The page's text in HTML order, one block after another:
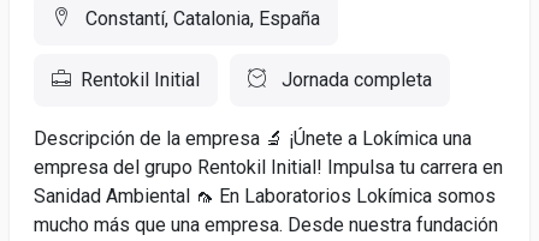
Constantí, Catalonia, España
Rentokil Initial Jornada completa
Descripción de la empresa 🔬 ¡Únete a Lokímica una
empresa del grupo Rentokil Initial! Impulsa tu carrera en
Sanidad Ambiental 🦟 En Laboratorios Lokímica somos
mucho más que una empresa. Desde nuestra fundación